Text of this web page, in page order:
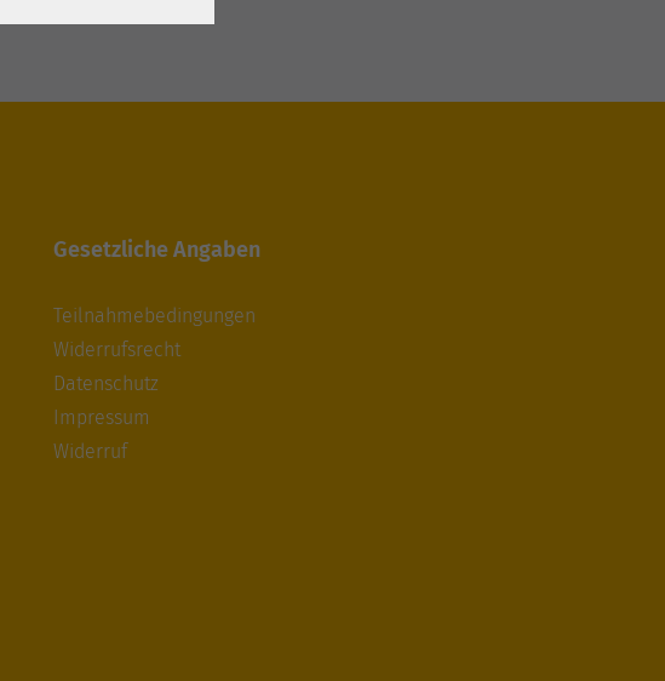
Gesetzliche Angaben
Teilnahmebedingungen
Widerrufsrecht
Datenschutz
Impressum
Widerruf